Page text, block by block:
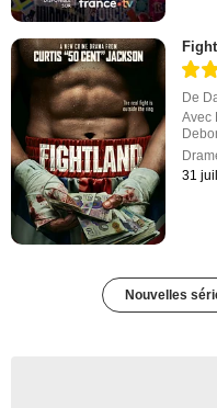
De
Avec
31
Nouvelles